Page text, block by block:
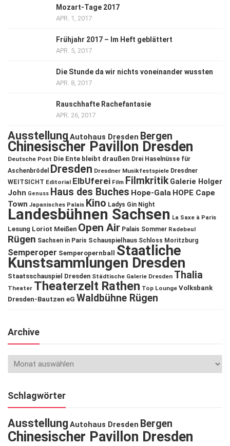
Mozart-Tage 2017
APR. 1, 2017
Frühjahr 2017 – Im Heft geblättert
APR. 5, 2017
Die Stunde da wir nichts voneinander wussten
APR. 8, 2017
Rauschhafte Rachefantasie
APR. 26, 2017
Ausstellung Autohaus Dresden Bergen
Chinesischer Pavillon Dresden
Deutsche Post Die Ente bleibt draußen Drei Haselnüsse für
Aschenbrödel
Dresden Dresdner Musikfestspiele Dresdner
WEITSICHT Editorial ElbUferei Film Filmkritik Galerie Holger
John Genuss Haus des Buches Hope-Gala HOPE Cape
Town Japanisches Palais Kino Ladys Gin Night
Landesbühnen Sachsen La Saxe à Paris
Lesung Loriot Meißen Open Air Palais Sommer Radebeul
Rügen Sachsen in Paris Schauspielhaus Schloss Moritzburg
Semperoper Semperopernball Staatliche
Kunstsammlungen Dresden
Staatsschauspiel Dresden Städtische Galerie Dresden Thalia
Theater Theaterzelt Rathen Top Lounge Volksbank
Dresden-Bautzen eG Waldbühne Rügen
Archive
Schlagwörter
Ausstellung Autohaus Dresden Bergen
Chinesischer Pavillon Dresden